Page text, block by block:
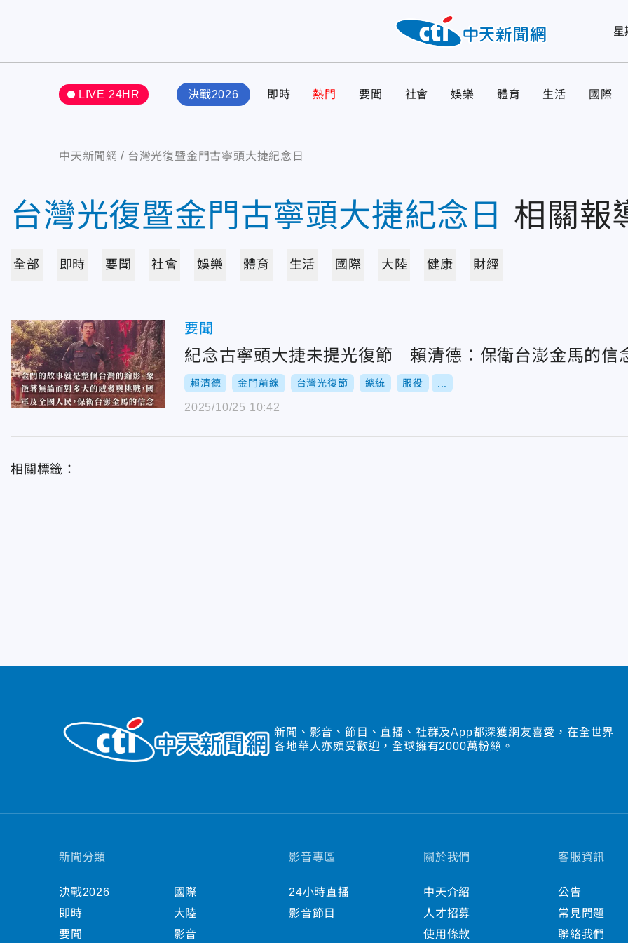
星
LIVE 24HR 決戰2026 即時 熱門 要聞 社會 娛樂 體育 生活 國際
中天新聞網 台灣光復暨金門古寧頭大捷紀念日
台灣光復暨金門古寧頭大捷紀念日 相關報
全部 即時 要聞 社會 娛樂 體育 生活 國際 大陸 健康 財經
要聞
紀念古寧頭大捷未提光復節 賴清德：保衛台澎金馬的信
賴清德 金門前線 台灣光復節 總統 服役
2025/10/25 10:42
相關標籤：
新聞、影音、節目、直播、社群及App都深獲網友喜愛，在全世界
各地華人亦頗受歡迎，全球擁有2000萬粉絲。
新聞分類
決戰2026
即時
要聞
國際
大陸
影音
影音專區
24小時直播
影音節目
關於我們
中天介紹
人才招募
使用條款
客服資訊
公告
常見問題
聯絡我們